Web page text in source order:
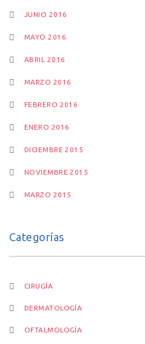
JUNIO 2016
MAYO 2016
ABRIL 2016
MARZO 2016
FEBRERO 2016
ENERO 2016
DICIEMBRE 2015
NOVIEMBRE 2015
MARZO 2015
Categorías
CIRUGÍA
DERMATOLOGÍA
OFTALMOLOGÍA